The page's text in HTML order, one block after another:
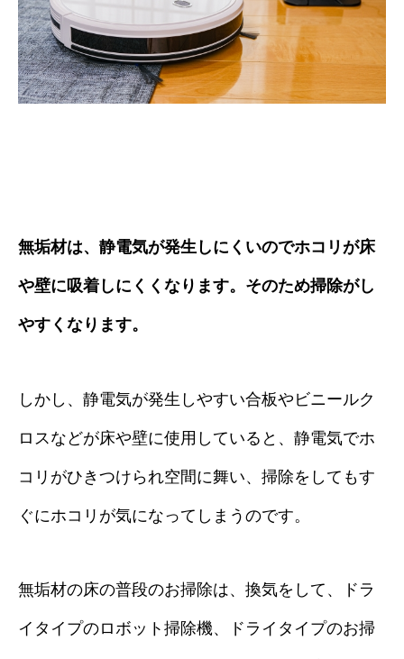
無垢材は、静電気が発生しにくいのでホコリが床
や壁に吸着しにくくなります。そのため掃除がし
やすくなります。
しかし、静電気が発生しやすい合板やビニールク
ロスなどが床や壁に使用していると、静電気でホ
コリがひきつけられ空間に舞い、掃除をしてもす
ぐにホコリが気になってしまうのです。
無垢材の床の普段のお掃除は、換気をして、ドラ
イタイプのロボット掃除機、ドライタイプのお掃